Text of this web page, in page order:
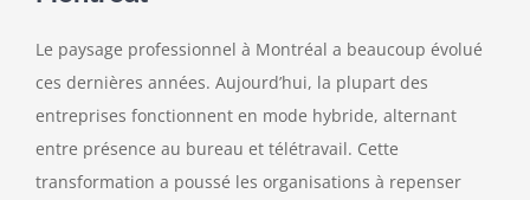
Le paysage professionnel à Montréal a beaucoup évolué
ces dernières années. Aujourd’hui, la plupart des
entreprises fonctionnent en mode hybride, alternant
entre présence au bureau et télétravail. Cette
transformation a poussé les organisations à repenser